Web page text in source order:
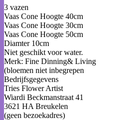
3 vazen
Vaas Cone Hoogte 40cm
Vaas Cone Hoogte 30cm
Vaas Cone Hoogte 50cm
Diamter 10cm
Niet geschikt voor water.
Merk: Fine Dinning& Living
(bloemen niet inbegrepen
Bedrijfsgegevens
Tries Flower Artist
Wiardi Beckmanstraat 41
3621 HA Breukelen
(geen bezoekadres)